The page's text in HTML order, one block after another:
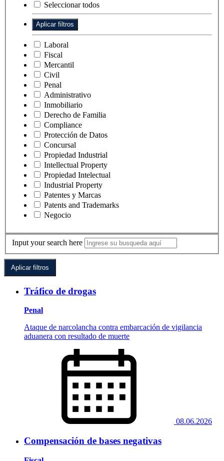
Seleccionar todos
Laboral
Fiscal
Mercantil
Civil
Penal
Administrativo
Inmobiliario
Derecho de Familia
Compliance
Protección de Datos
Concursal
Propiedad Industrial
Intellectual Property
Propiedad Intelectual
Industrial Property
Patentes y Marcas
Patents and Trademarks
Negocio
Input your search here
Tráfico de drogas
Penal
Ataque de narcolancha contra embarcación de vigilancia
aduanera con resultado de muerte
08.06.2026
Compensación de bases negativas